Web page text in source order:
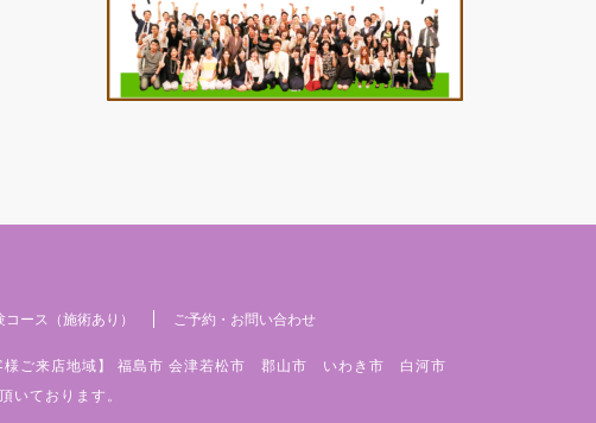
ース（施術あり） ご予約・お問い合わせ
客様ご来店地域】 福島市 会津若松市 郡山市 いわき市 白河市
ております。